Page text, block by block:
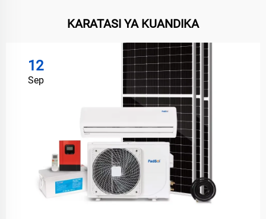
KARATASI YA KUANDIKA
12
Sep